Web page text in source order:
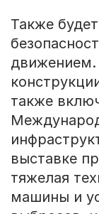
Также
движением.
также
выставке
тяжелая
машины и